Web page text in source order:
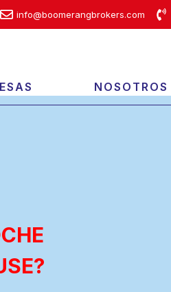
info@boomerangbrokers.com
NOSOTROS